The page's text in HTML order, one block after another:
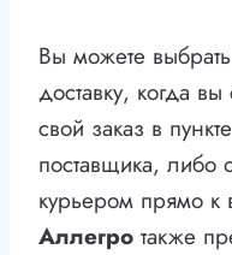
Вы можете
доставку, когда
свой заказ в
поставщика, либо
курьером прямо
Аллегро также